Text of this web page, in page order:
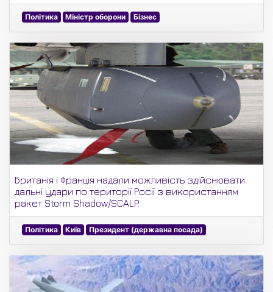
Політика Міністр оборони Бізнес
Британія і Франція надали можливість здійснювати
дальні удари по території Росії з використанням
ракет Storm Shadow/SCALP.
Політика Київ Президент (державна посада)